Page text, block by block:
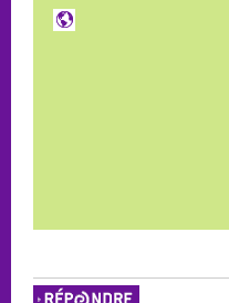
Répondre